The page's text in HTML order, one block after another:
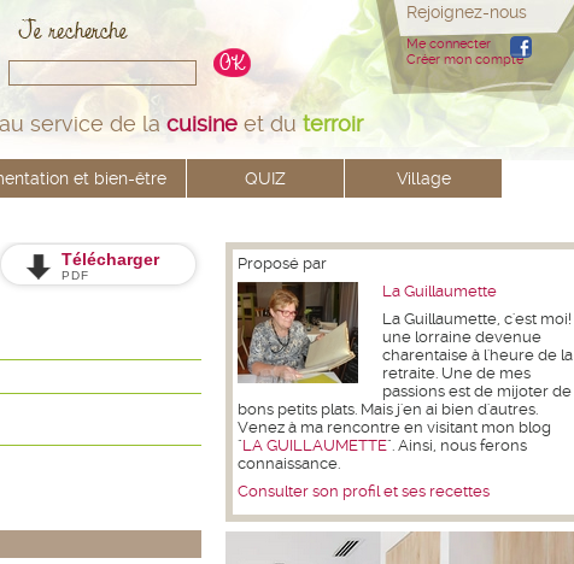
service de la cuisine et duterroir
Rejoignez-nous
Me connecter
Créer mon compte
et bien-être QUIZ Village
Télécharger
PDF
Proposé par
La Guillaumette
La Guillaumette, c'est moi!
une lorraine devenue
charentaise à l'heure de la
retraite. Une de mes
passions est de mijoter de
bons petits plats. Mais j'en ai bien d'autres.
Venez à ma rencontre en visitant mon blog
"LA GUILLAUMETTE". Ainsi, nous ferons
connaissance.
Consulter son profil et ses recettes